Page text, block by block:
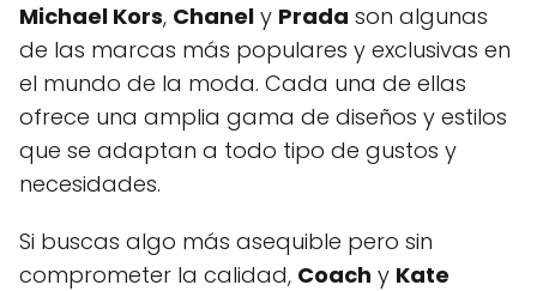
Michael Kors, Chanel y Prada son algunas
de las marcas más populares y exclusivas en
el mundo de la moda. Cada una de ellas
ofrece una amplia gama de diseños y estilos
que se adaptan a todo tipo de gustos y
necesidades.
Si buscas algo más asequible pero sin
comprometer la calidad, Coach y Kate